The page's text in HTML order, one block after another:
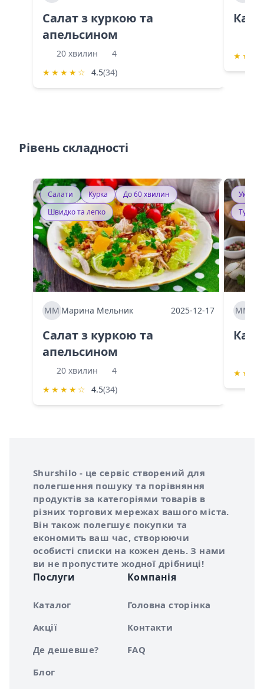
Салат з куркою та
апельсином
20 хвилин
4
★ ★ ★ ★ ☆ 4.5(34)
★ ★
Рівень складності
Салати Курка
До 60 хвилин
Швидко та легко
ММ Марина Мельник 2025-12-17
Салат з куркою та
апельсином
20 хвилин
4
★ ★ ★ ★ ☆ 4.5(34)
ММ
★ ★
Про сервіс Shurshilo
Shurshilo - це сервіс створений для
полегшення пошуку та порівняння
продуктів за категоріями товарів в
різних торгових мережах вашого міста.
Він також полегшує покупки та
економить ваш час, створюючи
особисті списки на кожен день. З нами
ви не пропустите жодної дрібниці!
Послуги
Каталог
Акції
Де дешевше?
Блог
Компанія
Головна сторінка
Контакти
FAQ